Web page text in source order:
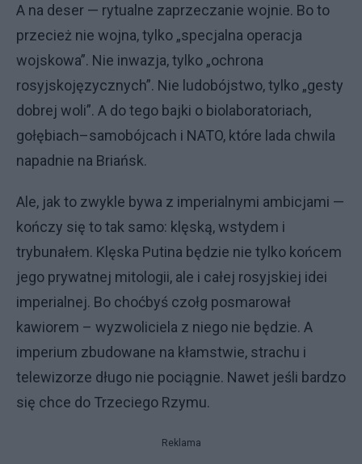
A na deser — rytualne zaprzeczanie wojnie. Bo to
przecież nie wojna, tylko „specjalna operacja
wojskowa”. Nie inwazja, tylko „ochrona
rosyjskojęzycznych”. Nie ludobójstwo, tylko „gesty
dobrej woli”. A do tego bajki o biolaboratoriach,
gołębiach–samobójcach i NATO, które lada chwila
napadnie na Briańsk.
Ale, jak to zwykle bywa z imperialnymi ambicjami —
kończy się to tak samo: klęską, wstydem i
trybunałem. Klęska Putina będzie nie tylko końcem
jego prywatnej mitologii, ale i całej rosyjskiej idei
imperialnej. Bo choćbyś czołg posmarował
kawiorem – wyzwoliciela z niego nie będzie. A
imperium zbudowane na kłamstwie, strachu i
telewizorze długo nie pociągnie. Nawet jeśli bardzo
się chce do Trzeciego Rzymu.
Reklama